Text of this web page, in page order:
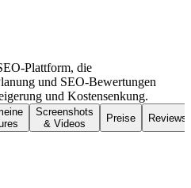
Plattform, die
und SEO-Bewertungen
und Kostensenkung.
Screenshots
& Videos
Preise Reviews